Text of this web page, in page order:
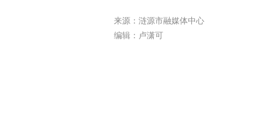
来源：涟源市融媒体中心
编辑：卢潇可